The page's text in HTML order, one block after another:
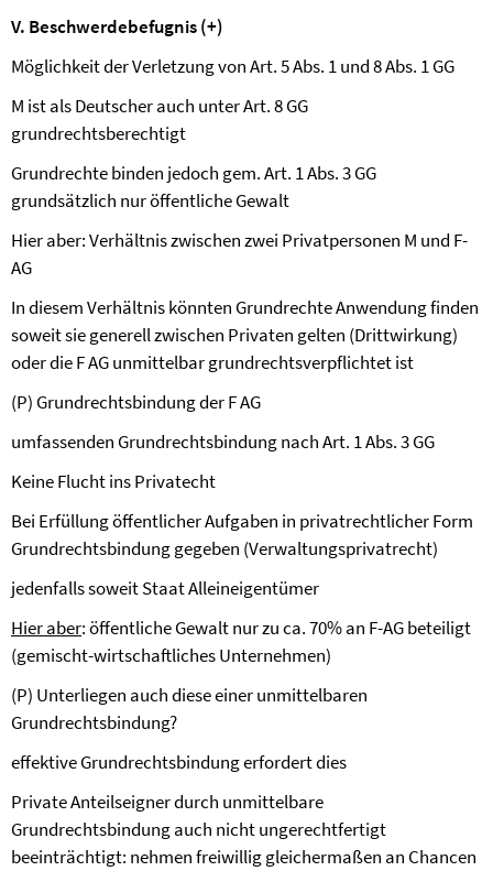
V. Beschwerdebefugnis (+)
Möglichkeit der Verletzung von Art. 5 Abs. 1 und 8 Abs. 1 GG
M ist als Deutscher auch unter Art. 8 GG
grundrechtsberechtigt
Grundrechte binden jedoch gem. Art. 1 Abs. 3 GG
grundsätzlich nur öffentliche Gewalt
Hier aber: Verhältnis zwischen zwei Privatpersonen M und F-
AG
In diesem Verhältnis könnten Grundrechte Anwendung finden
soweit sie generell zwischen Privaten gelten (Drittwirkung)
oder die F AG unmittelbar grundrechtsverpflichtet ist
(P) Grundrechtsbindung der F AG
umfassenden Grundrechtsbindung nach Art. 1 Abs. 3 GG
Keine Flucht ins Privatecht
Bei Erfüllung öffentlicher Aufgaben in privatrechtlicher Form
Grundrechtsbindung gegeben (Verwaltungsprivatrecht)
jedenfalls soweit Staat Alleineigentümer
Hier aber: öffentliche Gewalt nur zu ca. 70% an F-AG beteiligt
(gemischt-wirtschaftliches Unternehmen)
(P) Unterliegen auch diese einer unmittelbaren
Grundrechtsbindung?
effektive Grundrechtsbindungerfordert dies
Private Anteilseigner durch unmittelbare
Grundrechtsbindung auch nicht ungerechtfertigt
beeinträchtigt: nehmen freiwillig gleichermaßen an Chancen